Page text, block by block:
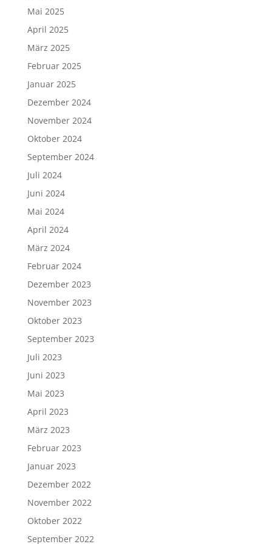
Mai 2025
April 2025
März 2025
Februar 2025
Januar 2025
Dezember 2024
November 2024
Oktober 2024
September 2024
Juli 2024
Juni 2024
Mai 2024
April 2024
März 2024
Februar 2024
Dezember 2023
November 2023
Oktober 2023
September 2023
Juli 2023
Juni 2023
Mai 2023
April 2023
März 2023
Februar 2023
Januar 2023
Dezember 2022
November 2022
Oktober 2022
September 2022